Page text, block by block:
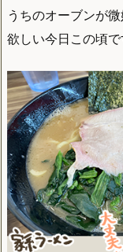
うちのオーブンが
欲しい今日この頃で